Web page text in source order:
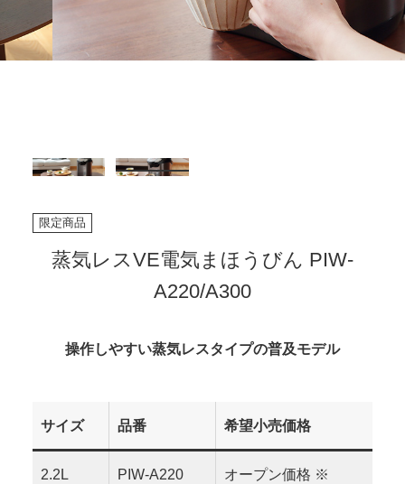
限定商品
蒸気レスVE電気まほうびん PIW-
A220/A300
操作しやすい蒸気レスタイプの普及モデル
サイズ 品番 希望小売価格
2.2L PIW-A220 オープン価格 ※